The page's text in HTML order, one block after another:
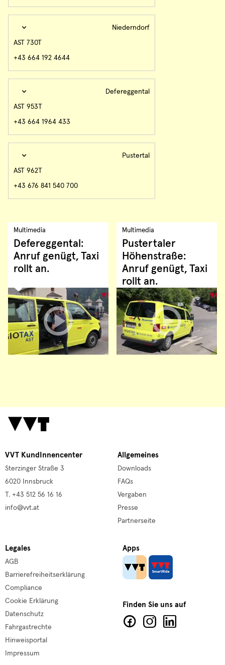
Niederndorf
AST 730T
+43 664 192 4644
Defereggental
AST 953T
+43 664 1964 433
Pustertal
AST 962T
+43 676 841 540 700
Multimedia
Defereggental:
Anruf genügt, Taxi
rollt an.
Multimedia
Pustertaler
Höhenstraße:
Anruf genügt, Taxi
rollt an.
VVT KundInnencenter
Sterzinger Straße 3
6020 Innsbruck
T. +43 512 56 16 16
info@vvt.at
Allgemeines
Downloads
FAQs
Vergaben
Presse
Partnerseite
Legales
AGB
Barrierefreiheitserklärung
Compliance
Cookie Erklärung
Datenschutz
Fahrgastrechte
Hinweisportal
Impressum
Apps
Finden Sie uns auf